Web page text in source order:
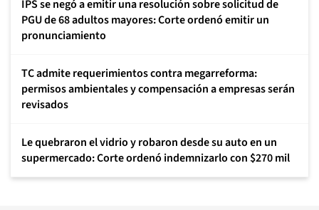
IPS se negó a emitir una resolución sobre solicitud de
PGU de 68 adultos mayores: Corte ordenó emitir un
pronunciamiento
TC admite requerimientos contra megarreforma:
permisos ambientales y compensación a empresas serán
revisados
Le quebraron el vidrio y robaron desde su auto en un
supermercado: Corte ordenó indemnizarlo con $270 mil